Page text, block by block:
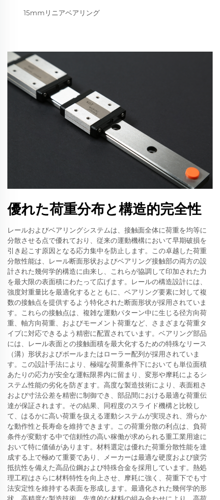
15mmリニアベアリング
優れた荷重分布と構造的完全性
レールおよびベアリングシステムは、接触面全体に荷重を均等に
分散させる点で優れており、従来の運動機構において早期破損を
引き起こす原因となる応力集中を防止します。この卓越した荷重
分散性能は、レール断面形状およびベアリング接触部の両方の設
計された幾何学的構造に由来し、これらが協調して印加された力
を最大限の表面積にわたって広げます。レールの構造設計には、
強度対重量比を最適化するとともに、ベアリング要素に対して複
数の接触点を提供するよう特化された断面形状が採用されていま
す。これらの接触点は、複雑な運動パターン中に生じる径方向荷
重、軸方向荷重、およびモーメント荷重など、さまざまな荷重タ
イプに対応できるよう精密に配置されています。ベアリング部品
には、レール表面との接触面積を最大化するための特殊なリース
（溝）形状およびボールまたはローラー配列が採用されていま
す。この設計手法により、極端な荷重条件下においても単位面積
あたりの応力が安全な運転限界内に留まり、変形や摩耗によるシ
ステム性能の劣化を防ぎます。高度な製造技術により、表面粗さ
および寸法公差を精密に制御でき、部品間における最適な荷重伝
達が保証されます。その結果、同程度のスライド機構と比較し
て、はるかに高い荷重を扱える運動システムが実現され、滑らか
な動作性と長寿命を維持できます。この荷重分散の利点は、負荷
条件が変動する中で信頼性の高い稼働が求められる重工業用途に
おいて特に価値があります。材料選定は優れた荷重分散性能を達
成する上で極めて重要であり、メーカーは最適な硬度および疲労
抵抗性を備えた高品位鋼および特殊合金を採用しています。熱処
理工程はさらに材料特性を向上させ、摩耗に強く、荷重下でも寸
法安定性を維持する表面を形成します。最適化された幾何学的形